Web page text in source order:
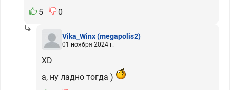
5
0
Vika_Winx(megapolis2)
01 ноября 2024 г.
XD
а, ну ладно тогда )